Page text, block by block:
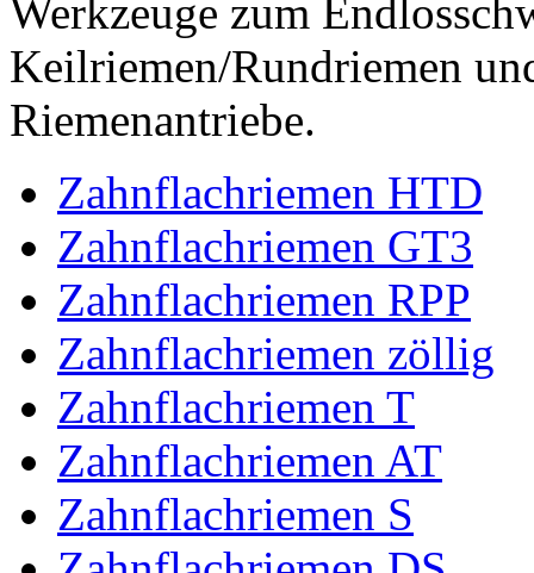
Werkzeuge zum
Keilriemen/Rundriemen
Riemenantriebe.
Zahnflachriemen HTD
Zahnflachriemen GT3
Zahnflachriemen RPP
Zahnflachriemen zöllig
Zahnflachriemen T
Zahnflachriemen AT
Zahnflachriemen S